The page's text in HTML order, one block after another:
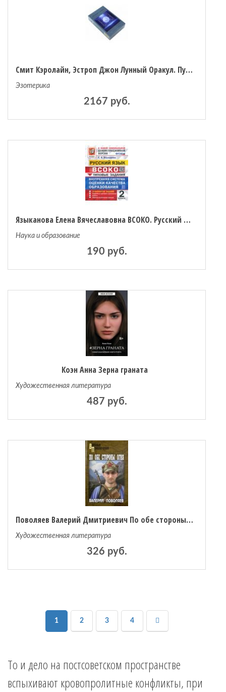
Смит Кэролайн, Эстроп Джон Лунный Оракул. Пусть фазы Луны ведут вас по жизни (Книга + 72 карты)
Эзотерика
2167 руб.
Языканова Елена Вячеславовна ВСОКО. Русский язык. 2 класс. 10 вариантов. Типовые задания. ФГОС
Наука и образование
190 руб.
Коэн Анна Зерна граната
Художественная литература
487 руб.
Поволяев Валерий Дмитриевич По обе стороны огня
Художественная литература
326 руб.
1 2 3 4
То и дело на постсоветском пространстве
вспыхивают кровопролитные конфликты, при